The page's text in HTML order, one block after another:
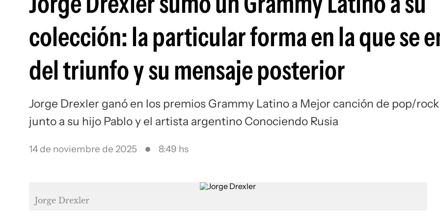
colección: la particular forma en la que se
del triunfo y su mensaje posterior
Jorge Drexler ganó en los premios Grammy Latino a Mejor canción de pop/rock
junto a su hijo Pablo y el artista argentino Conociendo Rusia
14 de noviembre de 2025 8:49 hs
Jorge Drexler